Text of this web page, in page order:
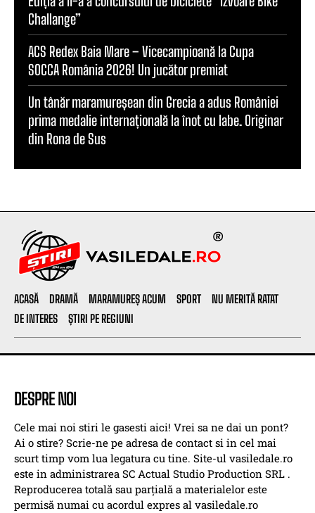
Challange”
ACS Redex Baia Mare – Vicecampioană la Cupa
SOCCA România 2026! Un jucător premiat
Un tânăr maramureșean din Grecia a adus României
prima medalie internațională la înot cu labe. Originar
din Rona de Sus
ACASĂ DRAMĂ MARAMUREȘ ACUM SPORT
NU MERITĂ RATAT
DE INTERES
ȘTIRI PE REGIUNI
DESPRE NOI
Cele mai noi stiri le gasesti aici! Vrei sa ne dai un pont?
Ai o stire? Scrie-ne pe adresa de contact si in cel mai
scurt timp vom lua legatura cu tine. Site-ul vasiledale.ro
este in administrarea SC Actual Studio Production SRL .
Reproducerea totală sau parțială a materialelor este
permisă numai cu acordul expres al vasiledale.ro